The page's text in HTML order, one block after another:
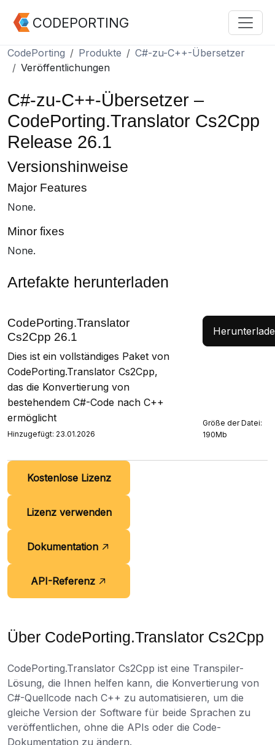
CODEPORTING
CodePorting Produkte
C#-zu-C++-Übersetzer
Veröffentlichungen
C#-zu-C++-Übersetzer –
CodePorting.Translator Cs2Cpp
Release 26.1
Versionshinweise
Major Features
None.
Minor fixes
None.
Artefakte herunterladen
CodePorting.Translator
Cs2Cpp 26.1
Dies ist ein vollständiges Paket von
CodePorting.Translator Cs2Cpp,
das die Konvertierung von
bestehendem C#-Code nach C++
ermöglicht
Hinzugefügt: 23.01.2026
Größe der Datei:
190Mb
Kostenlose Lizenz
Lizenz verwenden
Dokumentation
API-Referenz
Über CodePorting.Translator Cs2Cpp
CodePorting.Translator Cs2Cpp ist eine Transpiler-
Lösung, die Ihnen helfen kann, die Konvertierung von
C#-Quellcode nach C++ zu automatisieren, um die
gleiche Version der Software für beide Sprachen zu
veröffentlichen, ohne die APIs oder die Code-
Dokumentation zu ändern.